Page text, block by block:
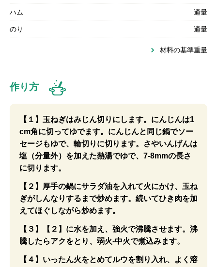
ハム 適量
のり 適量
材料の基準重量
作り方
【１】玉ねぎはみじん切りにします。にんじんは1
cm角に切ってゆでます。にんじんと同じ鍋でソー
セージもゆで、輪切りに切ります。さやいんげんは
塩（分量外）を加えた熱湯でゆで、7-8mmの長さ
に切ります。
【２】厚手の鍋にサラダ油を入れて火にかけ、玉ね
ぎがしんなりするまで炒めます。続いてひき肉を加
えてほぐしながら炒めます。
【３】【２】に水を加え、強火で沸騰させます。沸
騰したらアクをとり、弱火-中火で煮込みます。
【４】いったん火をとめてルウを割り入れ、よく溶